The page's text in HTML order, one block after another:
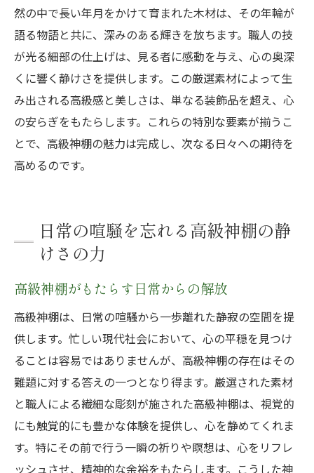
然の中で長い年月をかけて育まれた木材は、その年輪が
語る物語と共に、深みのある輝きを放ちます。職人の技
が光る細部の仕上げは、見る者に感動を与え、心の奥深
くに響く静けさを提供します。この厳選素材によって生
み出される高級感と美しさは、単なる装飾品を超え、心
の安らぎをもたらします。これらの特別な要素が揃うこ
とで、高級神棚の魅力は完成し、次なる日々への期待を
高めるのです。
日常の喧騒を忘れる高級神棚の静
けさの力
高級神棚がもたらす日常からの解放
高級神棚は、日常の喧騒から一歩離れた静寂の空間を提
供します。忙しい現代社会において、心の平穏を見つけ
ることは容易ではありませんが、高級神棚の存在はその
難題に対する答えの一つとなり得ます。厳選された素材
と職人による繊細な彫刻が施された高級神棚は、視覚的
にも触覚的にも豊かな体験を提供し、心を静めてくれま
す。特にその前で行う一瞬の祈りや瞑想は、心をリフレ
ッシュさせ、精神的な余裕をもたらします。こうした神